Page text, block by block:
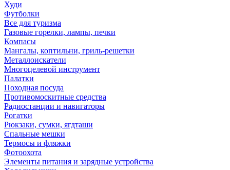
Худи
Футболки
Все для туризма
Газовые горелки, лампы, печки
Компасы
Мангалы, коптильни, гриль-решетки
Металлоискатели
Многоцелевой инструмент
Палатки
Походная посуда
Противомоскитные средства
Радиостанции и навигаторы
Рогатки
Рюкзаки, сумки, ягдташи
Спальные мешки
Термосы и фляжки
Фотоохота
Элементы питания и зарядные устройства